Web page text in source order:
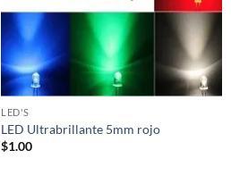
LED'S
LED Ultrabrillante 5mm rojo
$1.00